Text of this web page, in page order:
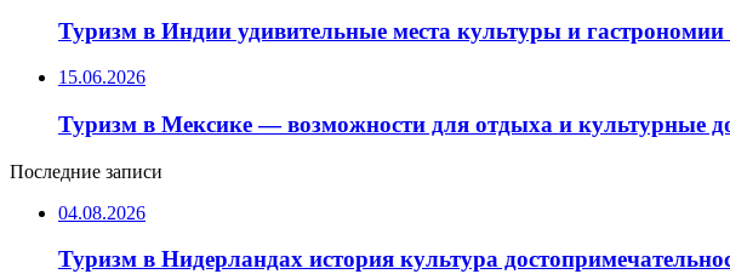
Туризм в Индии удивительные места культуры и
15.06.2026
Туризм в Мексике — возможности для отдыха и культурные
Последние записи
04.08.2026
Туризм в Нидерландах история культура